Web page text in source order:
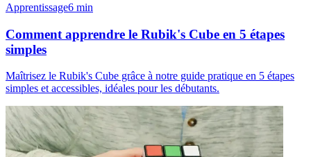
Apprentissage6 min
Comment apprendre le Rubik's Cube en 5 étapes
simples
Maîtrisez le Rubik's Cube grâce à notre guide pratique en 5 étapes
simples et accessibles, idéales pour les débutants.